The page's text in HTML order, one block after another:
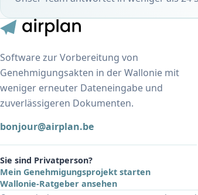
Software zur Vorbereitung von
Genehmigungsakten in der Wallonie mit
weniger erneuter Dateneingabe und
zuverlässigeren Dokumenten.
bonjour@airplan.be
Sie sind Privatperson?
Mein Genehmigungsprojekt starten
Wallonie-Ratgeber ansehen